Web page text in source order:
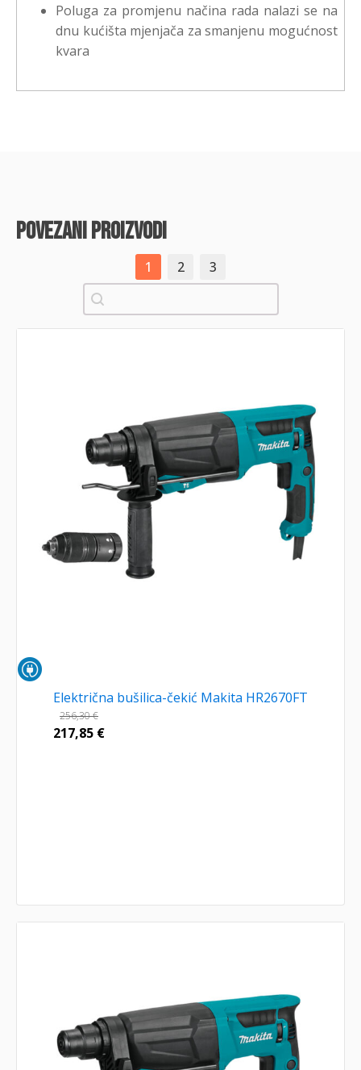
Poluga za promjenu načina rada nalazi se na
dnu kućišta mjenjača za smanjenu mogućnost
kvara
povezani proizvodi
1 2
3
Pretraži
Električna bušilica-čekić Makita HR2670FT
256,30€
217,85 €